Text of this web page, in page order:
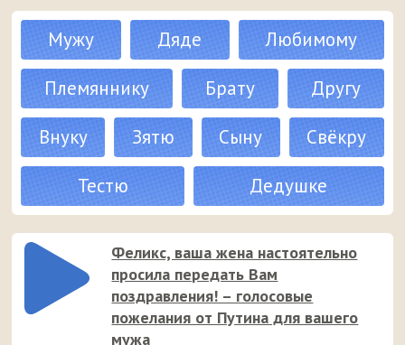
Мужу Дяде
Любимому
Племяннику
Брату
Другу
Внуку
Зятю Сыну
Свёкру
Тестю
Дедушке
Феликс, ваша жена настоятельно
просила передать Вам
поздравления! – голосовые
пожелания от Путина для вашего
мужа